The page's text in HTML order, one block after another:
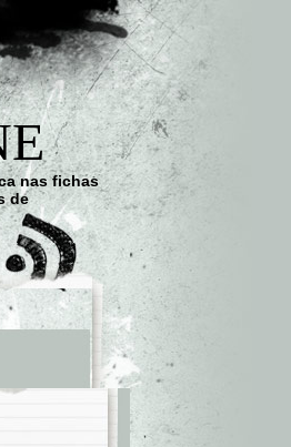
nas fichas
de